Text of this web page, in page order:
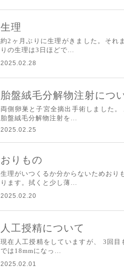
生理
約2ヶ月ぶりに生理がきました。それ
りの生理は3日ほどで…
2025.02.28
胎盤絨毛分解物注射につ
両側卵巣と子宮全摘出手術しました
胎盤絨毛分解物注射を…
2025.02.25
おりもの
生理がいつくるか分からないためおり
ります。拭くと少し薄…
2025.02.20
人工授精について
現在人工授精をしていますが、 3回
では18mmになっ…
2025.02.01